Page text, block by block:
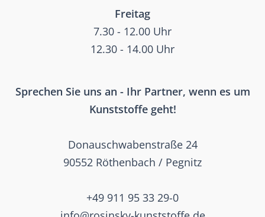
Freitag
7.30 - 12.00 Uhr
12.30 - 14.00 Uhr
Sprechen Sie uns an - Ihr Partner, wenn es um
Kunststoffe geht!
Donauschwabenstraße 24
90552 Röthenbach / Pegnitz
+49 911 95 33 29-0